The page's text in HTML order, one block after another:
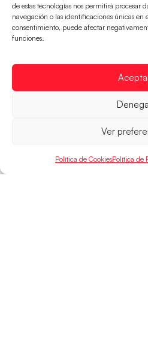
de estas tecnologías nos permitirá procesar
navegación o las identificaciones únicas en
consentimiento, puede afectar
funciones.
Ver
Política de CookiesPolítica de
Guerreras Juveniles en
mundial
El conjunto dirigido por
Mundo ante la